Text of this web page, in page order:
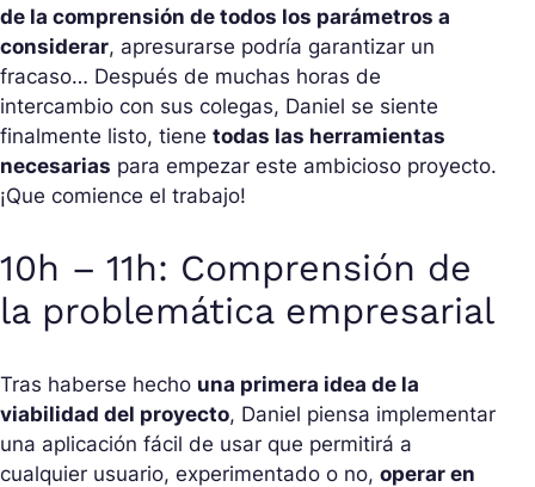
de la comprensión de todos los parámetros a
considerar, apresurarse podría garantizar un
fracaso… Después de muchas horas de
intercambio con sus colegas, Daniel se siente
finalmente listo, tiene todas las herramientas
necesarias para empezar este ambicioso proyecto.
¡Que comience el trabajo!
10h – 11h: Comprensión de
la problemática empresarial
Tras haberse hecho una primera idea de la
viabilidad del proyecto, Daniel piensa implementar
una aplicación fácil de usar que permitirá a
cualquier usuario, experimentado o no, operar en